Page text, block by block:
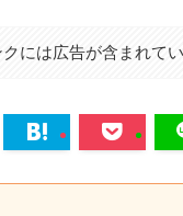
には広告が含まれてい